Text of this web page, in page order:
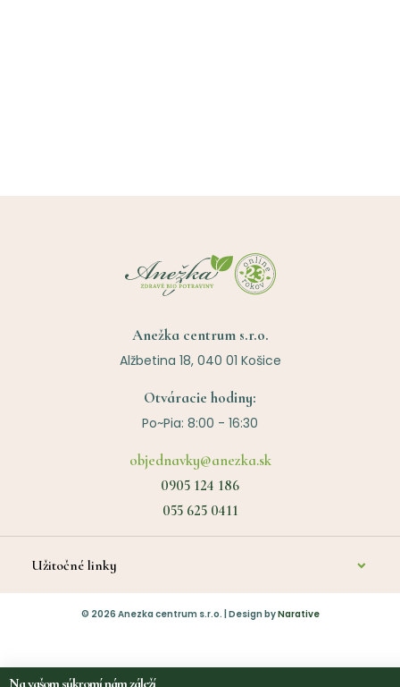
Anežka centrum s.r.o.
Alžbetina 18, 040 01 Košice
Otváracie hodiny:
Po~Pia: 8:00 - 16:30
objednavky@anezka.sk
0905 124 186
055 625 0411
Užitočné linky
O nás
Diagnostika a poradenstvo
© 2026 Anezka centrum s.r.o. | Design byNarative
Na vašom súkromí nám záleží